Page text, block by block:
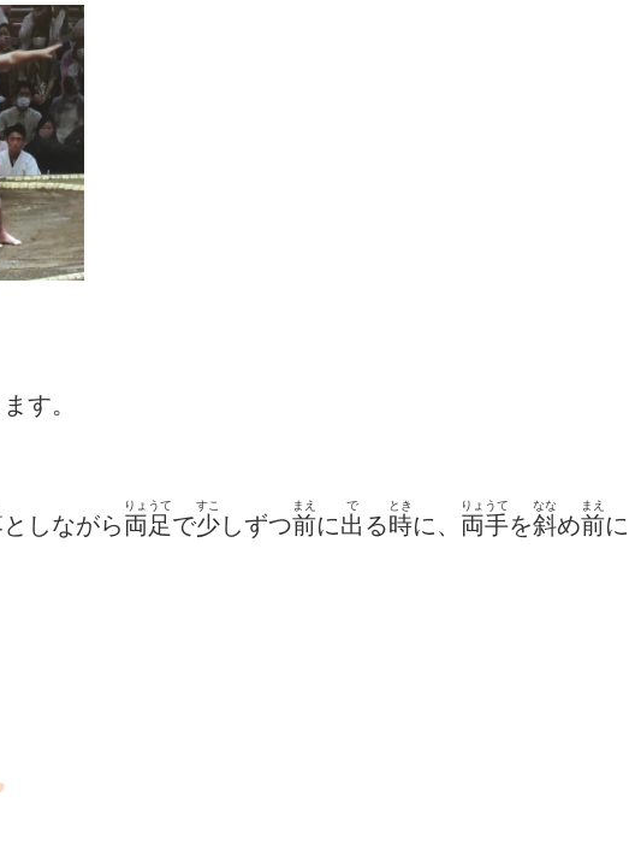
す。
としながら両足
りょうて
で少
すこ
しずつ前
まえ
に出
で
る時
とき
に、 両手
りょうて
を斜
なな
め前
まえ
に